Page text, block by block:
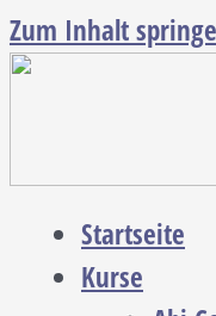
Zum Inhalt
Startseite
Kurse